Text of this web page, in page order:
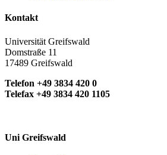
Kontakt
Universität Greifswald
Domstraße 11
17489 Greifswald
Telefon +49 3834 420 0
Telefax +49 3834 420 1105
Uni Greifswald